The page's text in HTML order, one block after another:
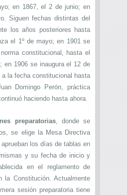
en 1867, el 2 de junio; en
Siguen fechas distintas del
los años posteriores hasta
el 1º de mayo; en 1901 se
constitucional, hasta el
en 1906 se inaugura el 12 de
la fecha constitucional hasta
Domingo Perón, práctica
haciendo hasta ahora.
preparatorias, donde se
se elige la Mesa Directiva
los días de tablas en
y su fecha de inicio y
en el reglamento de
la Constitución. Actualmente
sesión preparatoria tiene